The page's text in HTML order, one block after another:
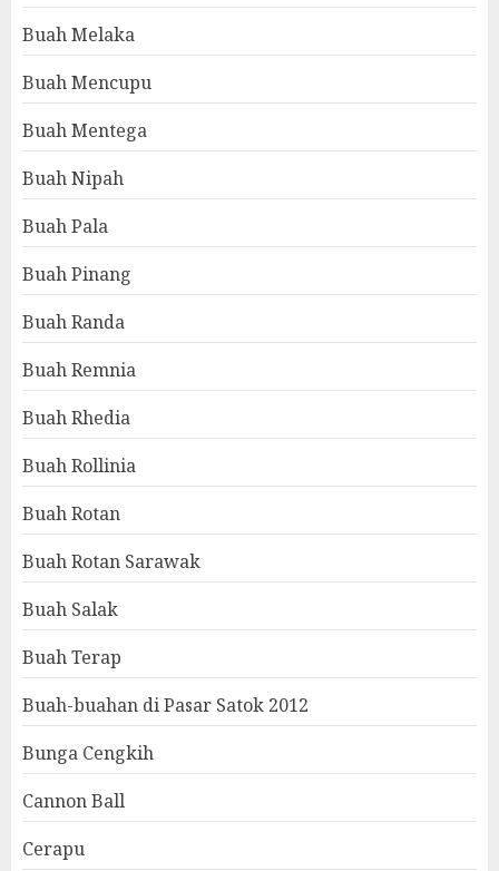
Buah Melaka
Buah Mencupu
Buah Mentega
Buah Nipah
Buah Pala
Buah Pinang
Buah Randa
Buah Remnia
Buah Rhedia
Buah Rollinia
Buah Rotan
Buah Rotan Sarawak
Buah Salak
Buah Terap
Buah-buahan di Pasar Satok 2012
Bunga Cengkih
Cannon Ball
Cerapu